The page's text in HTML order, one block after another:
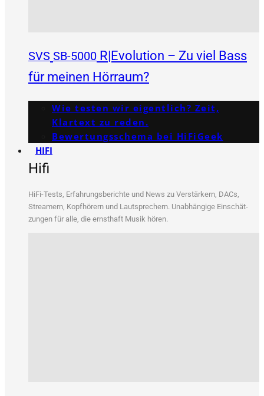
SVS SB-5000 R|Evolution – Zu viel Bass
für meinen Hörraum?
Wie testen wir eigentlich? Zeit,
Klartext zu reden.
Bewertungs­schema bei HiFiGeek
HIFI
Hifi
HiFi-Tests, Erfah­rungs­be­rich­te und News zu Ver­stär­kern, DACs,
Strea­mern, Kopf­hö­rern und Laut­spre­chern. Unab­hän­gi­ge Ein­schät­
zun­gen für alle, die ernst­haft Musik hören.